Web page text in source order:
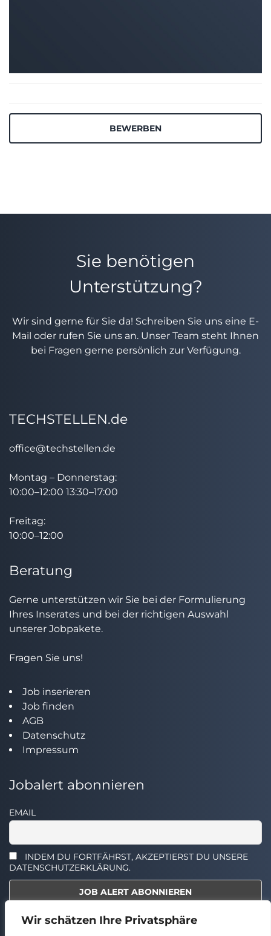
Wir schätzen Ihre Privatsphäre
BEWERBEN
Sie benötigen
Unterstützung?
Wir sind gerne für Sie da! Schreiben Sie uns eine E-
Mail oder rufen Sie uns an. Unser Team steht Ihnen
bei Fragen gerne persönlich zur Verfügung.
TECHSTELLEN.de
office@techstellen.de
Montag – Donnerstag:
10:00–12:00 13:30–17:00
Freitag:
10:00–12:00
Beratung
Gerne unterstützen wir Sie bei der Formulierung
Ihres Inserates und bei der richtigen Auswahl
unserer Jobpakete.
Fragen Sie uns!
Job inserieren
Job finden
AGB
Datenschutz
Impressum
Jobalert abonnieren
EMAIL
INDEM DU FORTFÄHRST, AKZEPTIERST DU UNSERE
DATENSCHUTZERKLÄRUNG.
Select the widget you want to show.